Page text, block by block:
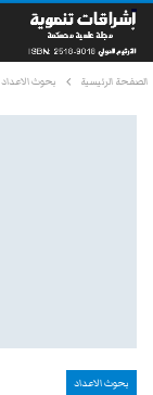
الصفحة الرئيسية بحوث الاعداد
بحوث الاعداد